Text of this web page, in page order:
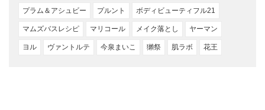
プラム＆アシュビー プルント ボディビューティフル21
マムズバスレシピ マリコール メイク落とし ヤーマン
ヨル ヴァントルテ 今泉まいこ 獺祭 肌ラボ 花王